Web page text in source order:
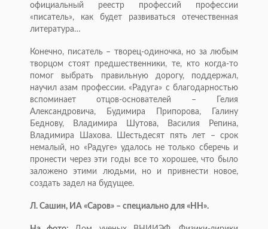
официальный реестр профессий профессии
«писатель», как будет развиваться отечественная
литература…
Конечно, писатель – творец-одиночка, но за любым
творцом стоят предшественники, те, кто когда-то
помог выбрать правильную дорогу, поддержал,
научил азам профессии. «Радуга» с благодарностью
вспоминает отцов-основателей – Гелия
Александровича, Будимира Припорова, Галину
Беднову, Владимира Шутова, Василия Репина,
Владимира Шахова. Шестьдесят пять лет – срок
немалый, но «Радуге» удалось не только сберечь и
пронести через эти годы все то хорошее, что было
заложено этими людьми, но и привнести новое,
создать задел на будущее.
Л. Сашин, ИА «Саров» – специально для «НН».